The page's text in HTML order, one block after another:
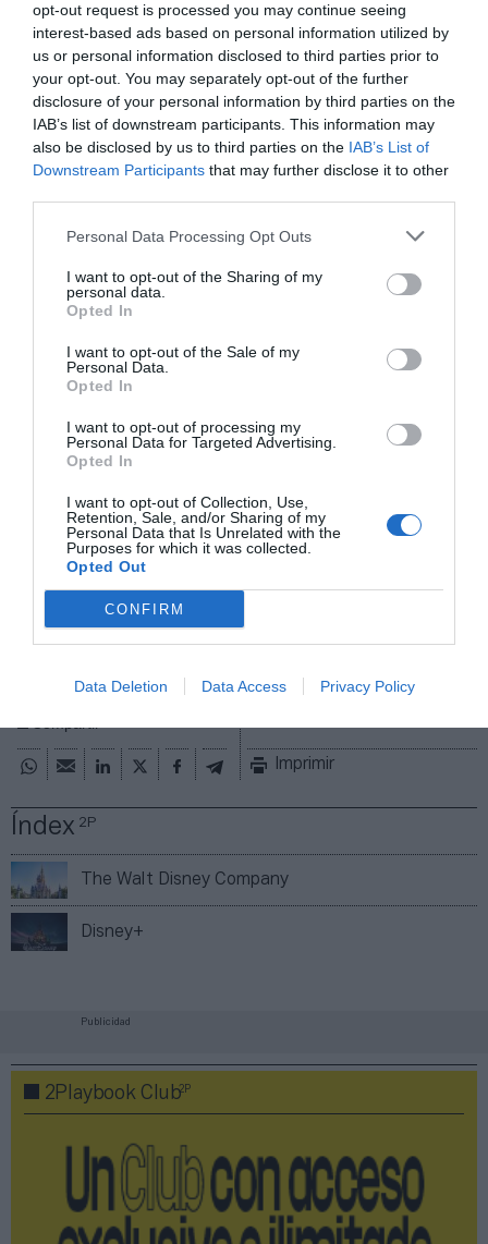
opt-out request is processed you may continue seeing
interest-based ads based on personal information utilized by
us or personal information disclosed to third parties prior to
your opt-out. You may separately opt-out of the further
disclosure of your personal information by third parties on the
IAB’s list of downstream participants. This information may
also be disclosed by us to third parties on the IAB’s List of
Downstream Participants that may further disclose it to other
Personal Data Processing Opt Outs
I want to opt-out of the Sharing of my
personal data.
Opted In
I want to opt-out of the Sale of my
Personal Data.
Opted In
I want to opt-out of processing my
Personal Data for Targeted Advertising.
Opted In
I want to opt-out of Collection, Use,
Retention, Sale, and/or Sharing of my
Personal Data that Is Unrelated with the
Purposes for which it was collected.
Opted Out
CONFIRM
Data Deletion Data Access Privacy Policy
Índex2P
The Walt Disney Company
Disney+
“Este acuerdo demuestra cómo las empresas de IA y
los líderes creativos pueden colaborar de forma
responsable para promover la innovación que beneficia
a la sociedad, respetar la importancia de la creatividad
y ayudar a que las obras lleguen a nuevas audiencias
masivas”, ha añadido.
Sobre Intelligence 2P
Intelligence 2Pes la unidad de estrategia e
de datos monitoriza en tiempo real el negocio de 60
ligas europeas; 22 clubes de ACB y Primera FEB.
La plataforma también contabiliza la asistencia a
música en España, así como más de 25.000 contratos
de patrocinio en el mercado español y otros 7.000
contratos de las ligas europeas y norteamericanas de
tipología de activos, marcas, categorías de producto y
valor económico aproximado de cada acuerdo. Si
través deintelligence@2playbook.com
Añadir 2Playbook
Mantente informado con las últimas noticias de actualidad.
Imprimir
Publicidad
2Playbook Club2P